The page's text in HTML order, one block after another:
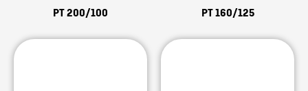
PT 200/100 PT 160/125